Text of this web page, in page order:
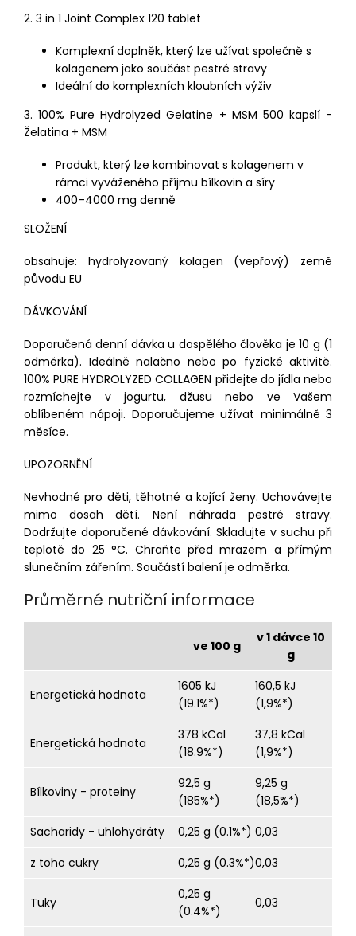
2. 3 in 1 Joint Complex 120 tablet
Komplexní doplněk, který lze užívat společně s
kolagenem jako součást pestré stravy
Ideální do komplexních kloubních výživ
3. 100% Pure Hydrolyzed Gelatine + MSM 500 kapslí -
Želatina + MSM
Produkt, který lze kombinovat s kolagenem v
rámci vyváženého příjmu bílkovin a síry
400–4000 mg denně
SLOŽENÍ
obsahuje: hydrolyzovaný kolagen (vepřový) země
původu EU
DÁVKOVÁNÍ
Doporučená denní dávka u dospělého člověka je 10 g (1
odměrka). Ideálně nalačno nebo po fyzické aktivitě.
100% PURE HYDROLYZED COLLAGEN přidejte do jídla nebo
rozmíchejte v jogurtu, džusu nebo ve Vašem
oblíbeném nápoji. Doporučujeme užívat minimálně 3
měsíce.
UPOZORNĚNÍ
Nevhodné pro děti, těhotné a kojící ženy. Uchovávejte
mimo dosah dětí. Není náhrada pestré stravy.
Dodržujte doporučené dávkování. Skladujte v suchu při
teplotě do 25 °C. Chraňte před mrazem a přímým
slunečním zářením. Součástí balení je odměrka.
Průměrné nutriční informace
ve 100 g
v 1 dávce 10
g
Energetická hodnota
1605 kJ
(19.1%*)
160,5 kJ
(1,9%*)
Energetická hodnota
378 kCal
(18.9%*)
37,8 kCal
(1,9%*)
Bílkoviny - proteiny
92,5 g
(185%*)
9,25 g
(18,5%*)
Sacharidy - uhlohydráty
0,25 g (0.1%*) 0,03
z toho cukry
0,25 g (0.3%*)0,03
Tuky
0,25 g
(0.4%*)
0,03